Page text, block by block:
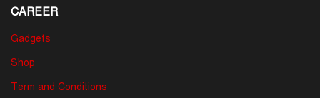
CAREER
Gadgets
Shop
Term and Conditions